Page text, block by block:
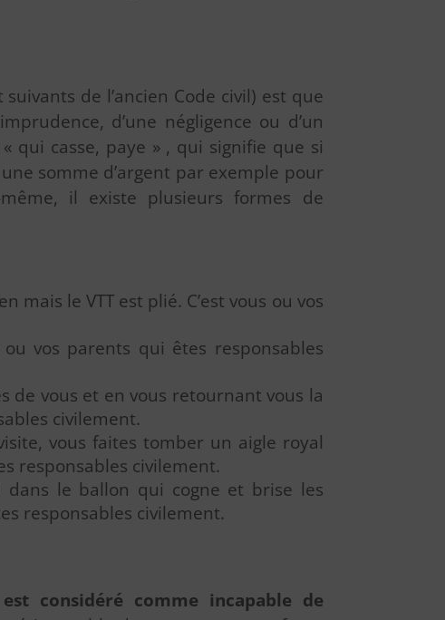
de l’ancien Code civil) est que
d’une négligence ou d’un
qui casse, paye » , qui signifie que si
somme d’argent par exemple pour
il existe plusieurs formes de
mais le VTT est plié. C’est vous ou vos
vos parents qui êtes responsables
de vous et en vous retournant vous la
civilement.
vous faites tomber un aigle royal
responsables civilement.
le ballon qui cogne et brise les
responsables civilement.
considéré comme incapable de